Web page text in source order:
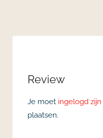
Review
Je moet ingelogd zijn
plaatsen.